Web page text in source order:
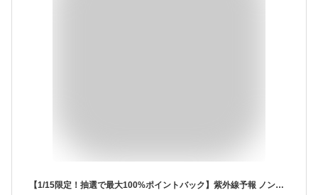
【1/15限定！抽選で最大100%ポイントバック】紫外線予報 ノンケミカル薬用美白UVクリーム 40g SPF50 PA++++ 医薬部外品 日焼け止めクリーム 日焼け止め 日焼け防止 UV対策 UVケア 紫外線カット 紫外線対策 UVカット ビタミンC誘導体 紫外線吸収剤不使用